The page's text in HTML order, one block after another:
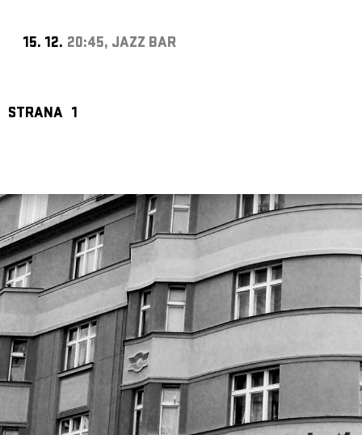
15. 12. 20:45, JAZZ BAR
STRANA 1